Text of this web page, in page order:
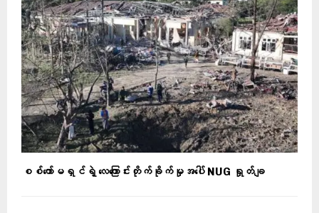
စစ်ကော်မရှင်ရဲ့ လေကြောင်းတိုက်ခိုက်မှုအပေါ် NUG ရှုတ်ချ